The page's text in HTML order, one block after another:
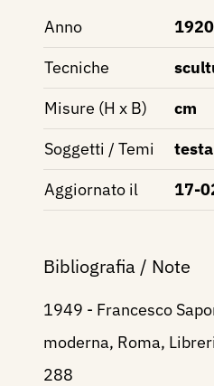
Anno
1920
Tecniche
Misure (H x B)
cm
Soggetti / Temi
testa
Aggiornato il
17-
Bibliografia / Note
1949 - Francesco
moderna, Roma,
288